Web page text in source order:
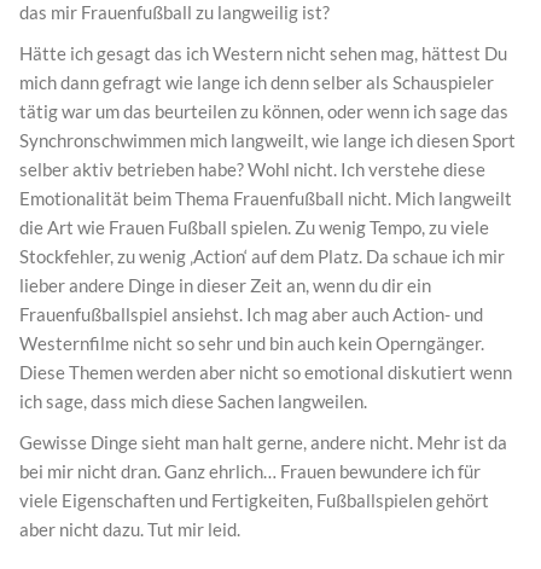
das mir Frauenfußball zu langweilig ist?
Hätte ich gesagt das ich Western nicht sehen mag, hättest Du
mich dann gefragt wie lange ich denn selber als Schauspieler
tätig war um das beurteilen zu können, oder wenn ich sage das
Synchronschwimmen mich langweilt, wie lange ich diesen Sport
selber aktiv betrieben habe? Wohl nicht. Ich verstehe diese
Emotionalität beim Thema Frauenfußball nicht. Mich langweilt
die Art wie Frauen Fußball spielen. Zu wenig Tempo, zu viele
Stockfehler, zu wenig ‚Action‘ auf dem Platz. Da schaue ich mir
lieber andere Dinge in dieser Zeit an, wenn du dir ein
Frauenfußballspiel ansiehst. Ich mag aber auch Action- und
Westernfilme nicht so sehr und bin auch kein Operngänger.
Diese Themen werden aber nicht so emotional diskutiert wenn
ich sage, dass mich diese Sachen langweilen.
Gewisse Dinge sieht man halt gerne, andere nicht. Mehr ist da
bei mir nicht dran. Ganz ehrlich… Frauen bewundere ich für
viele Eigenschaften und Fertigkeiten, Fußballspielen gehört
aber nicht dazu. Tut mir leid.